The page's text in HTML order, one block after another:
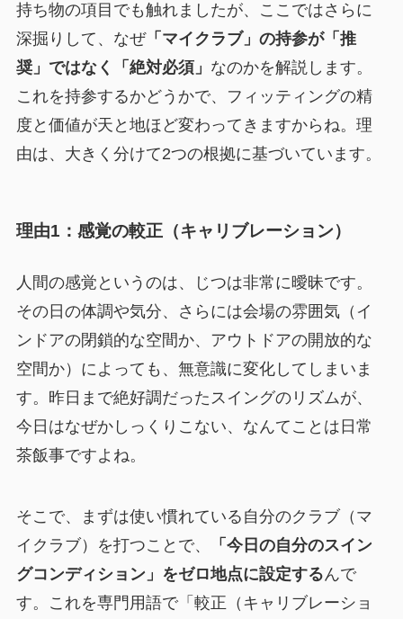
持ち物の項目でも触れましたが、ここではさらに
深掘りして、なぜ「マイクラブ」の持参が「推
奨」ではなく「絶対必須」 なのかを解説します。
これを持参するかどうかで、フィッティングの精
度と価値が天と地ほど変わってきますからね。理
由は、大きく分けて2つの根拠に基づいています。
理由1：感覚の較正（キャリブレーション）
人間の感覚というのは、じつは非常に曖昧です。
その日の体調や気分、さらには会場の雰囲気（イ
ンドアの閉鎖的な空間か、アウトドアの開放的な
空間か）によっても、無意識に変化してしまいま
す。昨日まで絶好調だったスイングのリズムが、
今日はなぜかしっくりこない、なんてことは日常
茶飯事ですよね。
そこで、まずは使い慣れている自分のクラブ（マ
イクラブ）を打つことで、
「今日の自分のスイン
グコンディション」をゼロ地点に設定するんで
す。これを専門用語で「較正（キャリブレーショ